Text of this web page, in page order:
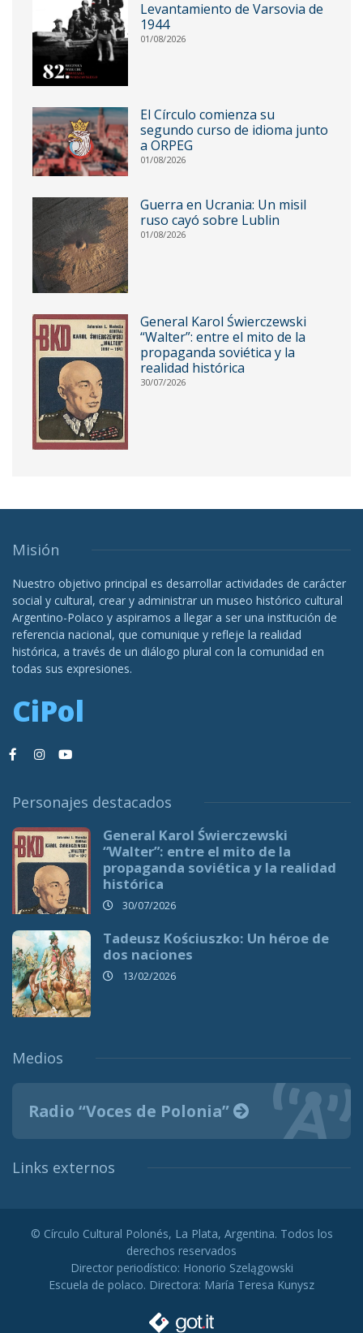
Levantamiento de Varsovia de
1944
01/08/2026
El Círculo comienza su
segundo curso de idioma junto
a ORPEG
01/08/2026
Guerra en Ucrania: Un misil
ruso cayó sobre Lublin
01/08/2026
General Karol Świerczewski
“Walter”: entre el mito de la
propaganda soviética y la
realidad histórica
30/07/2026
Misión
Nuestro objetivo principal es desarrollar actividades de carácter
social y cultural, crear y administrar un museo histórico cultural
Argentino-Polaco y aspiramos a llegar a ser una institución de
referencia nacional, que comunique y refleje la realidad
histórica, a través de un diálogo plural con la comunidad en
todas sus expresiones.
CiPol
Personajes destacados
General Karol Świerczewski
“Walter”: entre el mito de la
propaganda soviética y la realidad
histórica
30/07/2026
Tadeusz Kościuszko: Un héroe de
dos naciones
13/02/2026
Medios
Radio “Voces de Polonia”
Links externos
© Círculo Cultural Polonés, La Plata, Argentina. Todos los
derechos reservados
Director periodístico: Honorio Szelągowski
Escuela de polaco. Directora: María Teresa Kunysz